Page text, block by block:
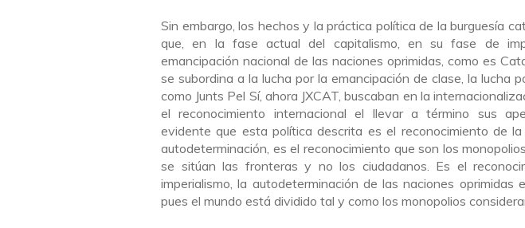
Sin embargo, los hechos y la práctica política de la burguesía
que, en la fase actual del capitalismo, en su fase de
emancipación nacional de las naciones oprimidas, como es
se subordina a la lucha por la emancipación de clase, la lucha
como Junts Pel Sí, ahora JXCAT, buscaban en la
el reconocimiento internacional el llevar a término sus
evidente que esta política descrita es el reconocimiento de
autodeterminación, es el reconocimiento que son los
se sitúan las fronteras y no los ciudadanos. Es el
imperialismo, la autodeterminación de las naciones oprimidas
pues el mundo está dividido tal y como los monopolios